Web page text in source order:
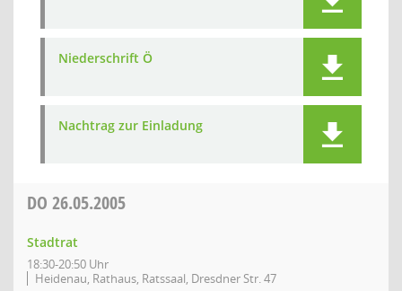
Niederschrift Ö
Nachtrag zur Einladung
DO 26.05.2005
Stadtrat
18:30-20:50 Uhr
Heidenau, Rathaus, Ratssaal, Dresdner Str. 47